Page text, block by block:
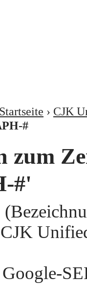
› CJK
#
zum
#'